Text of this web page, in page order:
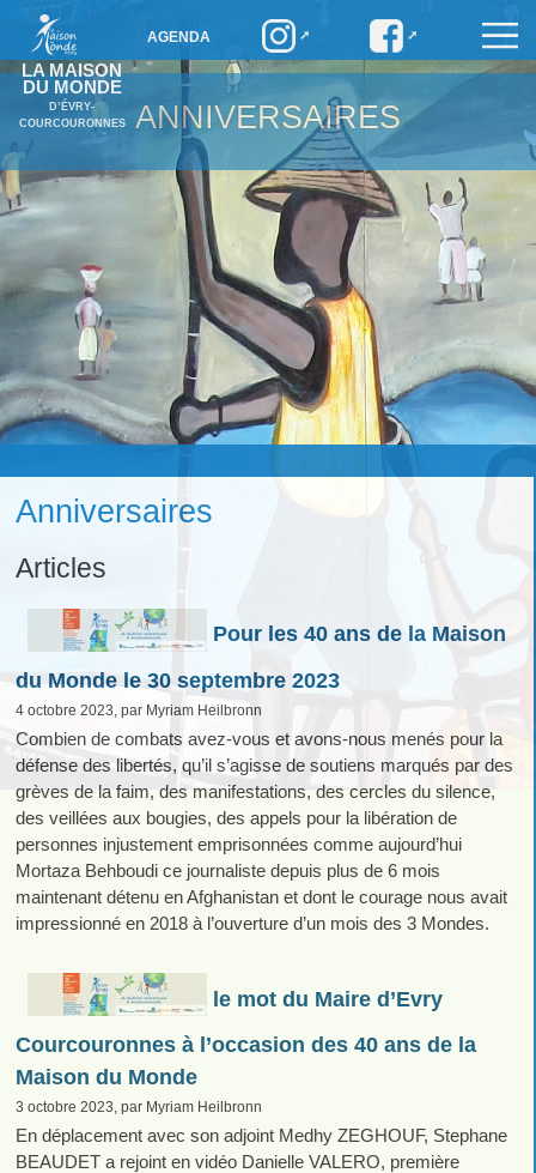
LA MAISON
DU MONDE
D’ÉVRY-
COURCOURONNES
AGENDA
ANNIVERSAIRES
Anniversaires
Articles
Pour les 40 ans de la Maison
du Monde le 30 septembre 2023
4 octobre 2023, par Myriam Heilbronn
Combien de combats avez-vous et avons-nous menés pour la
défense des libertés, qu’il s’agisse de soutiens marqués par des
grèves de la faim, des manifestations, des cercles du silence,
des veillées aux bougies, des appels pour la libération de
personnes injustement emprisonnées comme aujourd’hui
Mortaza Behboudi ce journaliste depuis plus de 6 mois
maintenant détenu en Afghanistan et dont le courage nous avait
impressionné en 2018 à l’ouverture d’un mois des 3 Mondes.
le mot du Maire d’Evry
Courcouronnes à l’occasion des 40 ans de la
Maison du Monde
3 octobre 2023, par Myriam Heilbronn
En déplacement avec son adjoint Medhy ZEGHOUF, Stephane
BEAUDET a rejoint en vidéo Danielle VALERO, première